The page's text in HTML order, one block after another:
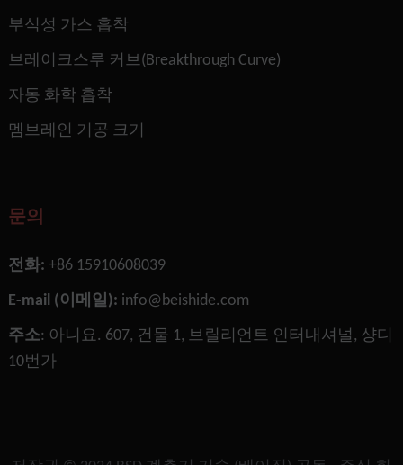
부식성 가스 흡착
브레이크스루 커브(Breakthrough Curve)
자동 화학 흡착
멤브레인 기공 크기
문의
전화: +86 15910608039
E-mail (이메일): info@beishide.com
주소: 아니요. 607, 건물 1, 브릴리언트 인터내셔널, 샹디
10번가